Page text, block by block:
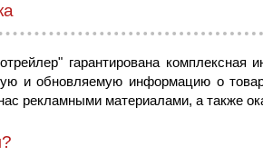
гарантирована
и обновляемую информацию о
рекламными материалами, а также